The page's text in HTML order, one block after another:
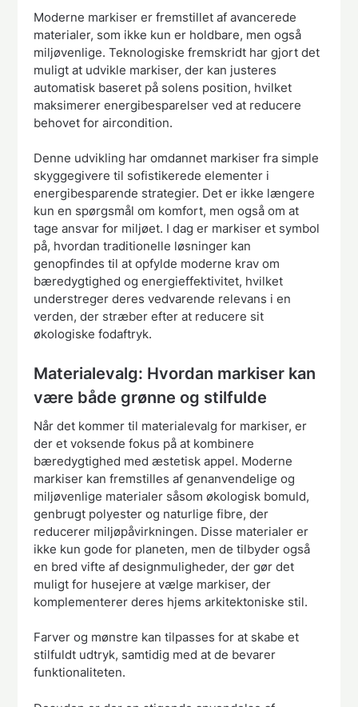
Moderne markiser er fremstillet af avancerede
materialer, som ikke kun er holdbare, men også
miljøvenlige. Teknologiske fremskridt har gjort det
muligt at udvikle markiser, der kan justeres
automatisk baseret på solens position, hvilket
maksimerer energibesparelser ved at reducere
behovet for aircondition.
Denne udvikling har omdannet markiser fra simple
skyggegivere til sofistikerede elementer i
energibesparende strategier. Det er ikke længere
kun en spørgsmål om komfort, men også om at
tage ansvar for miljøet. I dag er markiser et symbol
på, hvordan traditionelle løsninger kan
genopfindes til at opfylde moderne krav om
bæredygtighed og energieffektivitet, hvilket
understreger deres vedvarende relevans i en
verden, der stræber efter at reducere sit
økologiske fodaftryk.
Materialevalg: Hvordan markiser kan
være både grønne og stilfulde
Når det kommer til materialevalg for markiser, er
der et voksende fokus på at kombinere
bæredygtighed med æstetisk appel. Moderne
markiser kan fremstilles af genanvendelige og
miljøvenlige materialer såsom økologisk bomuld,
genbrugt polyester og naturlige fibre, der
reducerer miljøpåvirkningen. Disse materialer er
ikke kun gode for planeten, men de tilbyder også
en bred vifte af designmuligheder, der gør det
muligt for husejere at vælge markiser, der
komplementerer deres hjems arkitektoniske stil.
Farver og mønstre kan tilpasses for at skabe et
stilfuldt udtryk, samtidig med at de bevarer
funktionaliteten.